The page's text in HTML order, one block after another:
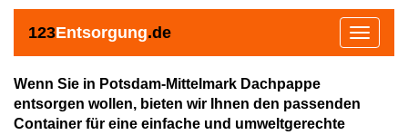
123Entsorgung.de
Toggle
Wenn Sie in Potsdam-Mittelmark Dachpappe
entsorgen wollen, bieten wir Ihnen den passenden
Container für eine einfache und umweltgerechte